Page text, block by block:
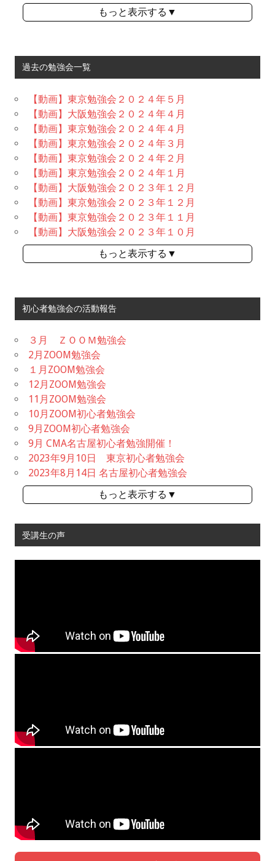
もっと表示する▼
過去の勉強会一覧
【動画】東京勉強会２０２４年５月
【動画】大阪勉強会２０２４年４月
【動画】東京勉強会２０２４年４月
【動画】東京勉強会２０２４年３月
【動画】東京勉強会２０２４年２月
【動画】東京勉強会２０２４年１月
【動画】大阪勉強会２０２３年１２月
【動画】東京勉強会２０２３年１２月
【動画】東京勉強会２０２３年１１月
【動画】大阪勉強会２０２３年１０月
もっと表示する▼
初心者勉強会の活動報告
３月 ＺＯＯＭ勉強会
2月ZOOM勉強会
１月ZOOM勉強会
12月ZOOM勉強会
11月ZOOM勉強会
10月ZOOM初心者勉強会
9月ZOOM初心者勉強会
9月 CMA名古屋初心者勉強開催！
2023年9月10日 東京初心者勉強会
2023年8月14日 名古屋初心者勉強会
もっと表示する▼
受講生の声